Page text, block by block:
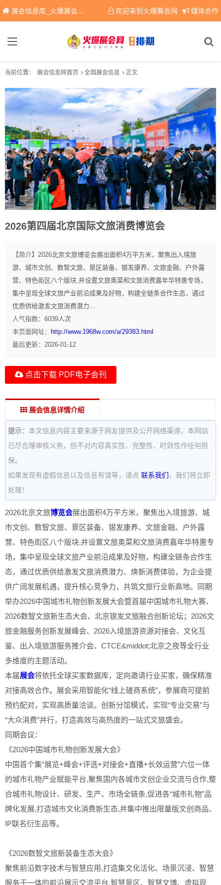
展会信息库_火爆展会网免费展会信息查询平台，提供专业会展服务！ 欢迎来到火爆展会网 媒体合作
当前位置： 展会信息网首页 全国展会信息 正文
2026第四届北京国际文旅消费博览会
【简介】 2026北京文旅博览会展出面积4万平方米，聚焦出入境旅
游、城市文创、数智文旅、景区装备、银发康养、文旅金融、户外露
营、特色街区八个版块,并设置文旅奥菜和文旅消费嘉年华特惠专场，
集中呈现全球文旅产业前沿成果及好物，构建全链条合作生态，通过
优质供给激发文旅消费潜力...
人气指数： 6039人次
本页面网址：
http://www.1968w.com/a/29383.html
最后更新： 2026-01-12
点击下载 PDF电子会刊
展会信息详情介绍
提示： 本文信息内容主要来源于网友提供及公开网络渠道，本网站
已尽合理审核义务，但不对内容真实性、完整性、时效性作任何担
保。
如果发现有虚假信息以及信息有误等，请点 联系我们 ，我们将立即
处理！
2026北京文旅博览会展出面积4万平方米，聚焦出入境旅游、城
市文创、数智文旅、景区装备、银发康养、文旅金融、户外露
营、特色街区八个版块,并设置文旅奥菜和文旅消费嘉年华特惠专
场，集中呈现全球文旅产业前沿成果及好物，构建全链条合作生
态，通过优质供给激发文旅消费潜力、焕新消费体验，为企业提
供广阔发展机遇，提升核心竞争力，共筑文旅行业新高地。同期
举办2026中国城市礼物创新发展大会暨首届中国城市礼物大赛、
2026数智文旅新生态大会、北京银发文旅融合创新论坛；2026文
旅金融服务创新发展峰会、2026入境旅游资源对接会、文化互
鉴、出入境旅游服务推介会、CTCE&middot;北京之夜等全行业
多维度的主题活动。
本届展会将依托全球买家数据库，定向邀请行业买家，确保精准
对接高效合作。展会采用智能化“线上磋商系统”，参展商可提前
预约配对，实现高质量洽谈。创新分馆模式，实现“专业交易”与
“大众消费”并行，打造高效与高热度的一站式文旅盛会。
同期会议：
《2026中国城市礼物创新发展大会》
中国首个集“展览+峰会+评选+对接会+直播+长效运营”六位一体
的城市礼物产业赋能平台,聚焦国内各城市文创企业交流与合作,整
合城市礼物设计、研发、生产、市场全链条,促进各“城市礼物”品
牌化发展,打造城市文化消费新生态,并集中推出限量版文创商品、
IP联名衍生品等。
《2026数智文旅新装备生态大会》
聚焦前沿数字技术与智慧应用,打造集文化活化、场景沉浸、智慧
服务于一体的前沿展示交流平台,智慧景区、智慧文博、虚拟现